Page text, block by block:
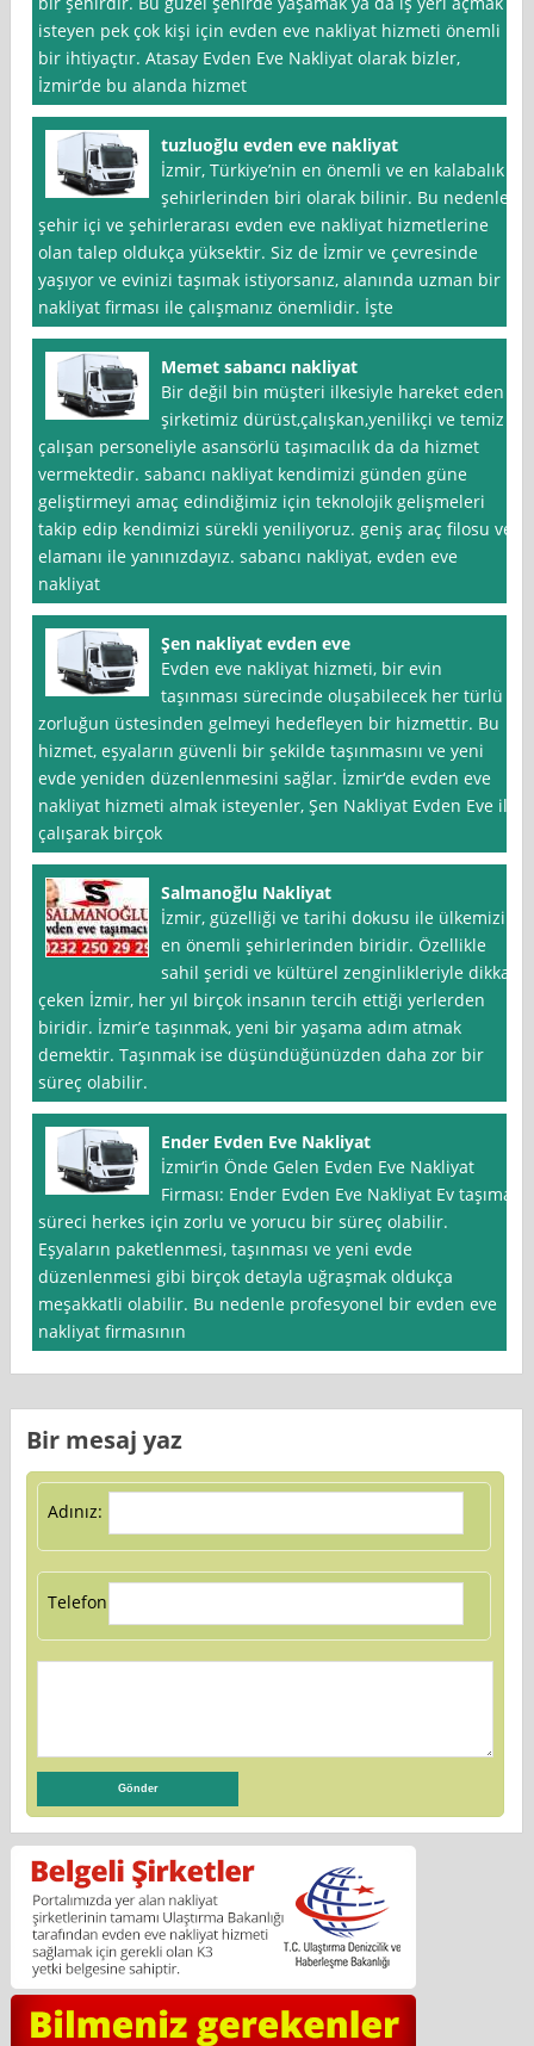
isteyen pek çok kişi için evden eve nakliyat hizmeti önemli
bir ihtiyaçtır. Atasay Evden Eve Nakliyat olarak bizler,
İzmir’de bu alanda hizmet
tuzluoğlu evden eve nakliyat
İzmir, Türkiye’nin en önemli ve en kalabalık
şehirlerinden biri olarak bilinir. Bu nedenle,
şehir içi ve şehirlerarası evden eve nakliyat hizmetlerine
olan talep oldukça yüksektir. Siz de İzmir ve çevresinde
yaşıyor ve evinizi taşımak istiyorsanız, alanında uzman bir
nakliyat firması ile çalışmanız önemlidir. İşte
Memet sabancı nakliyat
Bir değil bin müşteri ilkesiyle hareket eden
şirketimiz dürüst,çalışkan,yenilikçi ve temiz
çalışan personeliyle asansörlü taşımacılık da da hizmet
vermektedir. sabancı nakliyat kendimizi günden güne
geliştirmeyi amaç edindiğimiz için teknolojik gelişmeleri
takip edip kendimizi sürekli yeniliyoruz. geniş araç filosu ve
elamanı ile yanınızdayız. sabancı nakliyat, evden eve
nakliyat
Şen nakliyat evden eve
Evden eve nakliyat hizmeti, bir evin
taşınması sürecinde oluşabilecek her türlü
zorluğun üstesinden gelmeyi hedefleyen bir hizmettir. Bu
hizmet, eşyaların güvenli bir şekilde taşınmasını ve yeni
evde yeniden düzenlenmesini sağlar. İzmir‘de evden eve
nakliyat hizmeti almak isteyenler, Şen Nakliyat Evden Eve ile
çalışarak birçok
Salmanoğlu Nakliyat
İzmir, güzelliği ve tarihi dokusu ile ülkemizin
en önemli şehirlerinden biridir. Özellikle
sahil şeridi ve kültürel zenginlikleriyle dikkat
çeken İzmir, her yıl birçok insanın tercih ettiği yerlerden
biridir. İzmir’e taşınmak, yeni bir yaşama adım atmak
demektir. Taşınmak ise düşündüğünüzden daha zor bir
süreç olabilir.
Ender Evden Eve Nakliyat
İzmir‘in Önde Gelen Evden Eve Nakliyat
Firması: Ender Evden Eve Nakliyat Ev taşıma
süreci herkes için zorlu ve yorucu bir süreç olabilir.
Eşyaların paketlenmesi, taşınması ve yeni evde
düzenlenmesi gibi birçok detayla uğraşmak oldukça
meşakkatli olabilir. Bu nedenle profesyonel bir evden eve
nakliyat firmasının
Bir mesaj yaz
Adınız:
Telefon: